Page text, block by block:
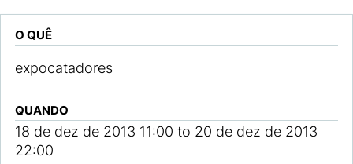
O QUÊ
expocatadores
QUANDO
18 de dez de 2013 11:00 to 20 de dez de 2013
22:00